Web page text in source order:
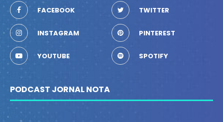
FACEBOOK TWITTER
INSTAGRAM PINTEREST
YOUTUBE SPOTIFY
PODCAST JORNAL NOTA